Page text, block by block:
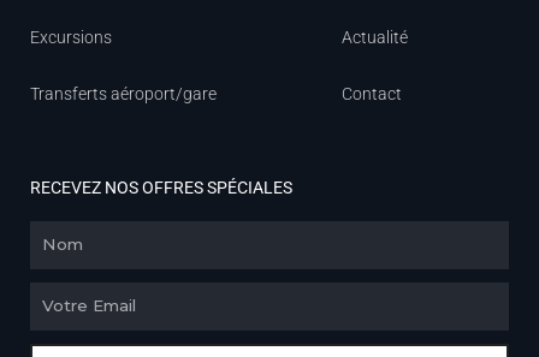
Excursions
Transferts aéroport/gare
Actualité
Contact
RECEVEZ NOS OFFRES SPÉCIALES